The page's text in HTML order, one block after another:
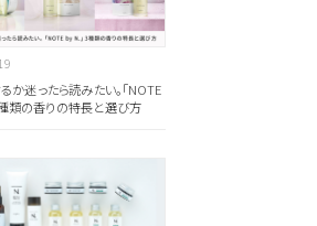
か迷ったら読みたい。「NOTE
類の香りの特長と選び方